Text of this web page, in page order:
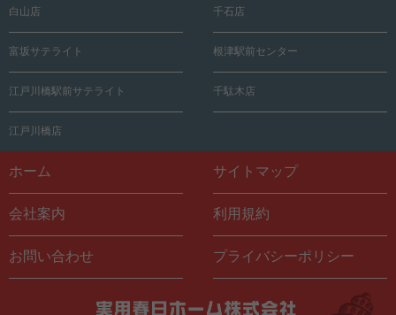
白山店 千石店
富坂サテライト 根津駅前センター
江戸川橋駅前サテライト 千駄木店
江戸川橋店
ホーム サイトマップ
会社案内 利用規約
お問い合わせ プライバシーポリシー